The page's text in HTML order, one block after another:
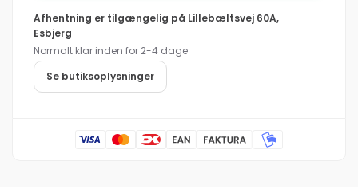
Shorts
stretch
dame
Service
med
stretch
dame
Afhentning er tilgængelig på Lillebæltsvej 60A,
Esbjerg
Normalt klar inden for 2-4 dage
Se butiksoplysninger